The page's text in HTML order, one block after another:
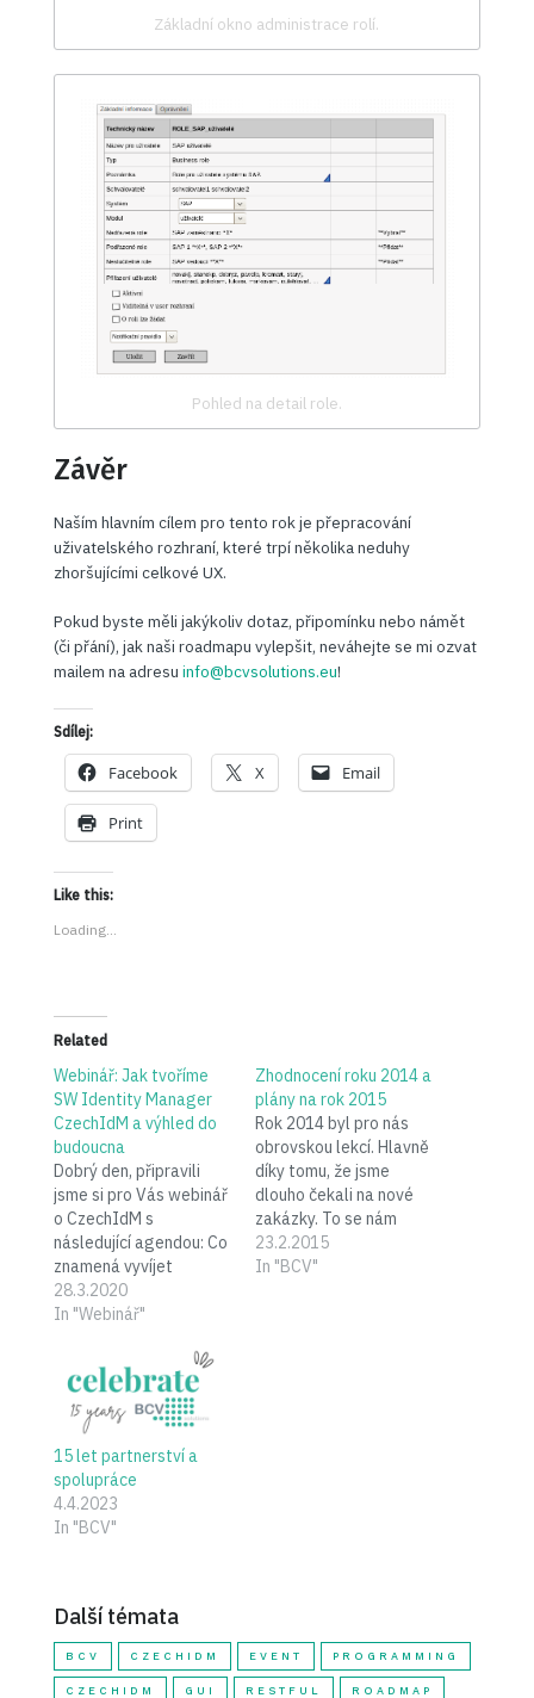
Základní okno administrace rolí.
Pohled na detail role.
Závěr
Naším hlavním cílem pro tento rok je přepracování
uživatelského rozhraní, které trpí několika neduhy
zhoršujícími celkové UX.
Pokud byste měli jakýkoliv dotaz, připomínku nebo námět
(či přání), jak naši roadmapu vylepšit, neváhejte se mi ozvat
mailem na adresu info@bcvsolutions.eu!
Sdílej:
Facebook X Email
Print
Like this:
Loading...
Related
Webinář: Jak tvoříme
SW Identity Manager
CzechIdM a výhled do
budoucna
Dobrý den, připravili
jsme si pro Vás webinář
o CzechIdM s
následující agendou: Co
znamená vyvíjet
Identity manager jako
produkt. Nosná vize,
technologie a
zkušenosti od klientů.
Roadmapa a
budoucnost. O
CzechIdM SW Identity
manager CzechIdM
vyvíjíme a nasazujeme
již přes 10 let. Nástroj
28.3.2020
In "Webinář"
Zhodnocení roku 2014 a
plány na rok 2015
Rok 2014 byl pro nás
obrovskou lekcí. Hlavně
díky tomu, že jsme
dlouho čekali na nové
zakázky. To se nám
stalo poprvé od startu
firmy a donutilo nás to
23.2.2015
In "BCV"
15 let partnerství a
spolupráce
4.4.2023
In "BCV"
Další témata
BCV CZECHIDM EVENT PROGRAMMING
CZECHIDM GUI RESTFUL ROADMAP